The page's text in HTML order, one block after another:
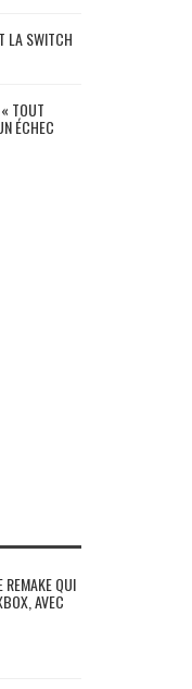
LA SWITCH
TOUT
ÉCHEC
REMAKE QUI
AVEC